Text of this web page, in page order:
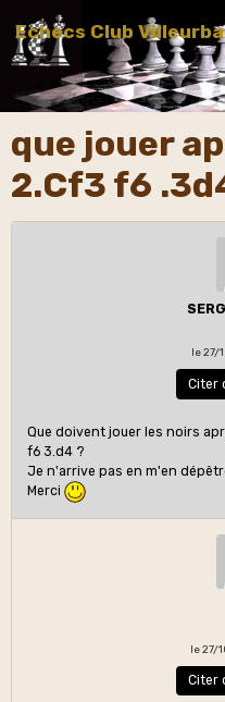
Echecs Club
que jouer
2.Cf3 f6
le 27/
Citer
Que doivent jouer les noirs
f6 3.d4 ?
Je n'arrive pas en m'en
Merci
le 27/
Citer